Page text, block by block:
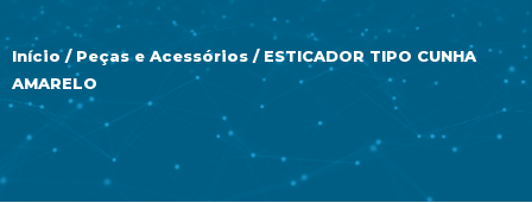
Início/ Peças e Acessórios / ESTICADOR TIPO CUNHA
AMARELO